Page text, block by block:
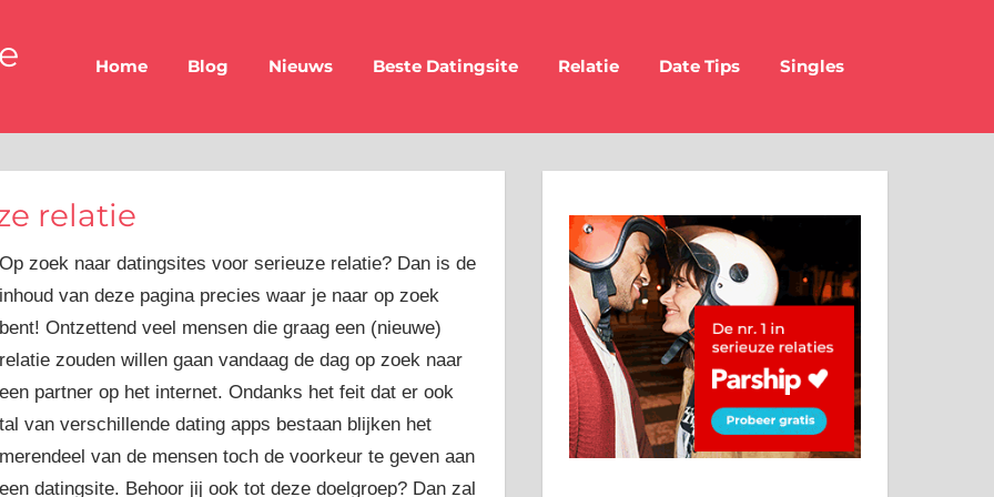
Home Blog Nieuws Beste Datingsite Relatie Date Tips Singles
relatie
Op zoek naar datingsites voor serieuze relatie? Dan is de
inhoud van deze pagina precies waar je naar op zoek
bent! Ontzettend veel mensen die graag een (nieuwe)
relatie zouden willen gaan vandaag de dag op zoek naar
een partner op het internet. Ondanks het feit dat er ook
tal van verschillende dating apps bestaan blijken het
merendeel van de mensen toch de voorkeur te geven aan
een datingsite. Behoor jij ook tot deze doelgroep? Dan zal